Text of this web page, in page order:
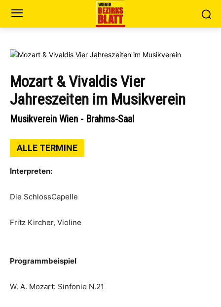
Mozart & Vivaldis Vier
Jahreszeiten im Musikverein
Musikverein Wien - Brahms-Saal
ALLE TERMINE
Interpreten:
Die SchlossCapelle
Fritz Kircher, Violine
Programmbeispiel
W. A. Mozart: Sinfonie N.21